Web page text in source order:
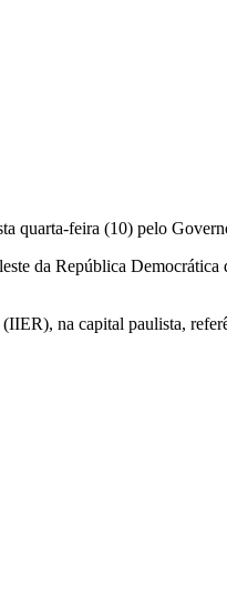
quarta-feira (10) pelo
da República
na capital paulista,